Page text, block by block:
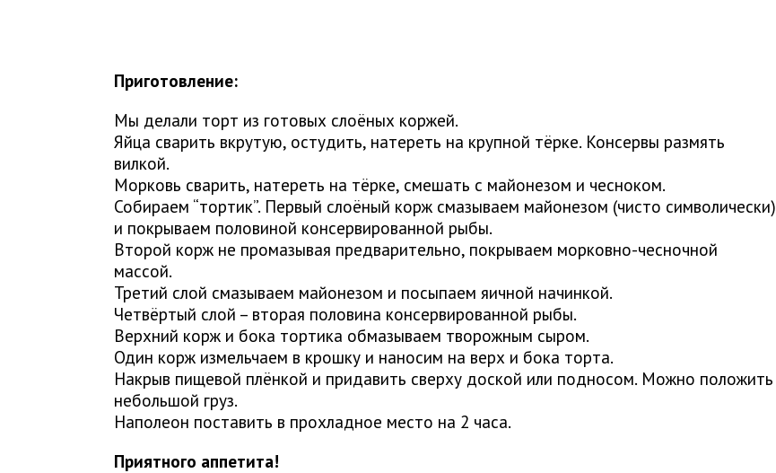
Приготовление:
Мы делали торт из готовых слоёных коржей.
Яйца сварить вкрутую, остудить, натереть на крупной тёрке. Консервы размять
вилкой.
Морковь сварить, натереть на тёрке, смешать с майонезом и чесноком.
Собираем “тортик”. Первый слоёный корж смазываем майонезом (чисто символически)
и покрываем половиной консервированной рыбы.
Второй корж не промазывая предварительно, покрываем морковно-чесночной
массой.
Третий слой смазываем майонезом и посыпаем яичной начинкой.
Четвёртый слой – вторая половина консервированной рыбы.
Верхний корж и бока тортика обмазываем творожным сыром.
Один корж измельчаем в крошку и наносим на верх и бока торта.
Накрыв пищевой плёнкой и придавить сверху доской или подносом. Можно положить
небольшой груз.
Наполеон поставить в прохладное место на 2 часа.
Приятного аппетита!